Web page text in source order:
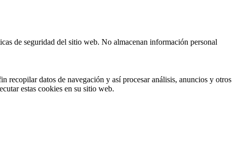
de seguridad del sitio web. No almacenan información personal
recopilar datos de navegación y así procesar análisis, anuncios y otros
estas cookies en su sitio web.